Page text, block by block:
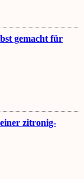
gemacht für
zitronig-